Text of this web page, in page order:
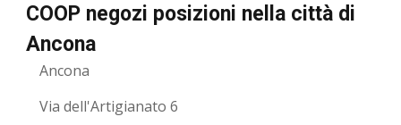
COOP negozi posizioni nella città di
Ancona
Ancona
Via dell'Artigianato 6